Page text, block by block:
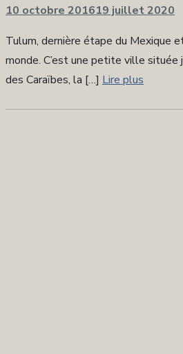
Publié
10 octobre 201619 juillet 2020
Tulum, dernière étape du Mexique
monde. C’est une petite ville
des Caraïbes, la […] Lire plus